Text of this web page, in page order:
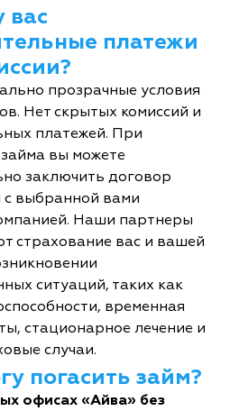
вас
платежи
прозрачные условия
Нет скрытых комиссий и
платежей. При
вы можете
заключить договор
с выбранной вами
Наши партнеры
страхование вас и вашей
ситуаций, таких как
временная
стационарное лечение и
случаи.
погасить займ?
офисах «Айва» без